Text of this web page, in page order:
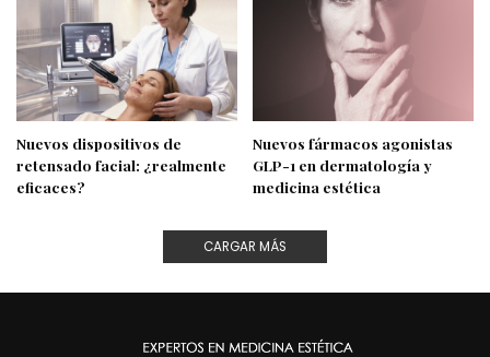
Nuevos dispositivos de
retensado facial: ¿realmente
eficaces?
Nuevos fármacos agonistas
GLP-1 en dermatología y
medicina estética
CARGAR MÁS